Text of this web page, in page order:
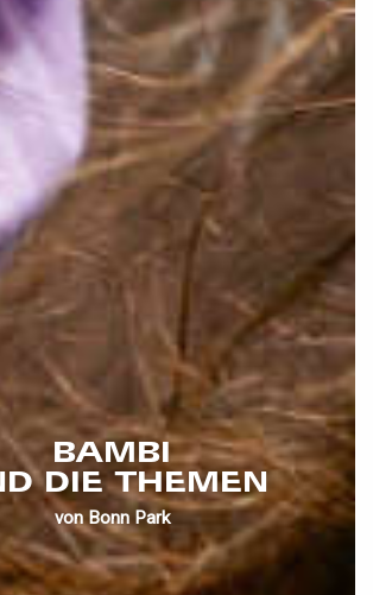
BAMBI
DIE THEMEN
von Bonn Park